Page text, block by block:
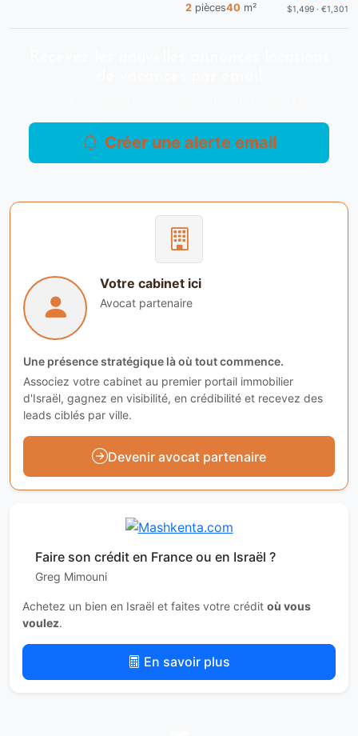
2 pièces40 m² $1,499 · €1,301
Créer une alerte email
Votre cabinet ici
Avocat partenaire
Une présence stratégique là où tout commence.
Associez votre cabinet au premier portail immobilier
d'Israël, gagnez en visibilité, en crédibilité et recevez des
leads ciblés par ville.
Devenir avocat partenaire
Faire son crédit en France ou en Israël ?
Greg Mimouni
Achetez un bien en Israël et faites votre crédit où vous
voulez.
En savoir plus